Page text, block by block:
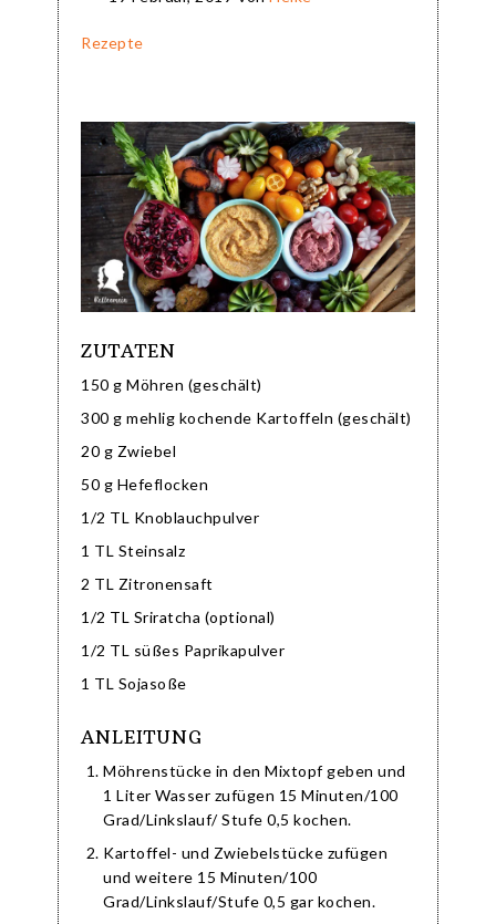
Rezepte
ZUTATEN
150 g Möhren (geschält)
300 g mehlig kochende Kartoffeln (geschält)
20 g Zwiebel
50 g Hefeflocken
1/2 TL Knoblauchpulver
1 TL Steinsalz
2 TL Zitronensaft
1/2 TL Sriratcha (optional)
1/2 TL süßes Paprikapulver
1 TL Sojasoße
ANLEITUNG
Möhrenstücke in den Mixtopf geben und
1 Liter Wasser zufügen 15 Minuten/100
Grad/Linkslauf/ Stufe 0,5 kochen.
Kartoffel- und Zwiebelstücke zufügen
und weitere 15 Minuten/100
Grad/Linkslauf/Stufe 0,5 gar kochen.